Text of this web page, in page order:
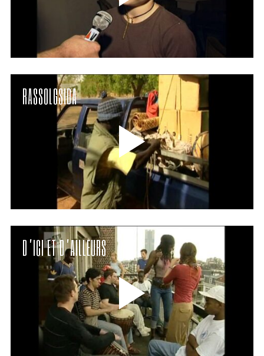
RASSOLGSIDA
D’ICI ET D’AILLEURS